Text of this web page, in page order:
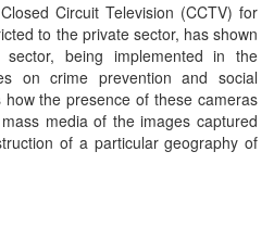
Circuit Television (CCTV) for
to the private sector, has shown
being implemented in the
on crime prevention and social
the presence of these cameras
media of the images captured
of a particular geography of